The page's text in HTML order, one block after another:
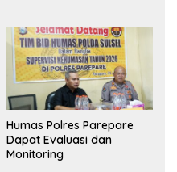
Humas Polres Parepare
Dapat Evaluasi dan
Monitoring